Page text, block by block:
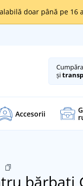
doar până pe 16
și
Accesorii
bărbați